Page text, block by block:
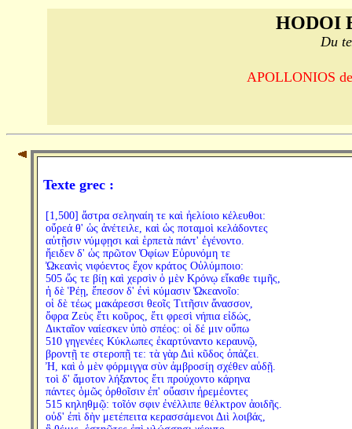
HODOI
Du
APOLLONIOS
Texte grec :
[1,500] ἄστρα σεληναίη τε καὶ ἠελίοιο κέλευθοι:
οὔρεά θ' ὡς ἀνέτειλε, καὶ ὡς ποταμοὶ κελάδοντες
αὐτῇσιν νύμφῃσι καὶ ἑρπετὰ πάντ' ἐγένοντο.
ἤειδεν δ' ὡς πρῶτον Ὀφίων Εὐρυνόμη τε
Ὠκεανὶς νιφόεντος ἔχον κράτος Οὐλύμποιο:
505 ὥς τε βίῃ καὶ χερσὶν ὁ μὲν Κρόνῳ εἴκαθε τιμῆς,
ἡ δὲ Ῥέῃ, ἔπεσον δ' ἐνὶ κύμασιν Ὠκεανοῖο:
οἱ δὲ τέως μακάρεσσι θεοῖς Τιτῆσιν ἄνασσον,
ὄφρα Ζεὺς ἔτι κοῦρος, ἔτι φρεσὶ νήπια εἰδώς,
Δικταῖον ναίεσκεν ὑπὸ σπέος: οἱ δέ μιν οὔπω
510 γηγενέες Κύκλωπες ἐκαρτύναντο κεραυνῷ,
βροντῇ τε στεροπῇ τε: τὰ γὰρ Διὶ κῦδος ὀπάζει.
Ἠ, καὶ ὁ μὲν φόρμιγγα σὺν ἀμβροσίῃ σχέθεν αὐδῇ.
τοὶ δ' ἄμοτον λήξαντος ἔτι προύχοντο κάρηνα
πάντες ὁμῶς ὀρθοῖσιν ἐπ' οὔασιν ἠρεμέοντες
515 κηληθμῷ: τοῖόν σφιν ἐνέλλιπε θέλκτρον ἀοιδῆς.
οὐδ' ἐπὶ δὴν μετέπειτα κερασσάμενοι Διὶ λοιβάς,